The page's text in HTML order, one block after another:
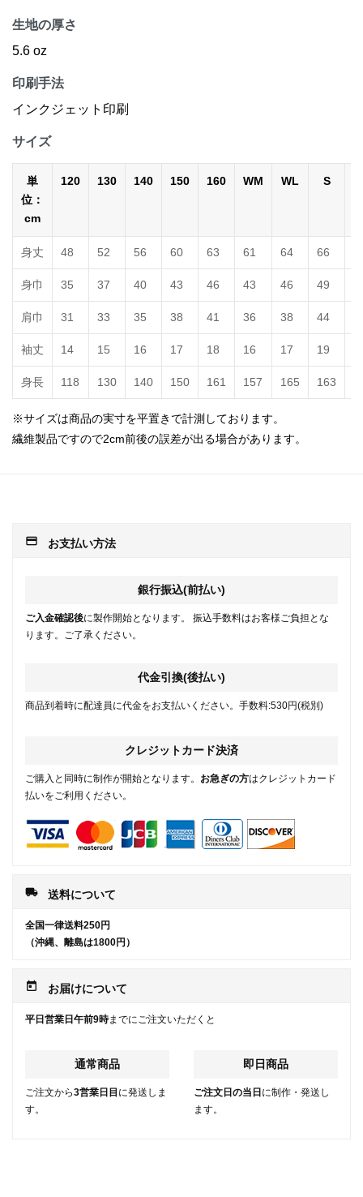
生地の厚さ
5.6 oz
印刷手法
インクジェット印刷
サイズ
単
位：
cm
120 130 140 150 160 WM WL S
身丈 48 52 56 60 63 61 64 66
身巾 35 37 40 43 46 43 46 49
肩巾 31 33 35 38 41 36 38 44
袖丈 14 15 16 17 18 16 17 19
身長 118 130 140 150 161 157 165 163
※サイズは商品の実寸を平置きで計測しております。
繊維製品ですので2cm前後の誤差が出る場合があります。
payment お支払い方法
銀行振込(前払い)
ご入金確認後に製作開始となります。 振込手数料はお客様ご負担とな
ります。ご了承ください。
代金引換(後払い)
商品到着時に配達員に代金をお支払いください。手数料:530円(税別)
クレジットカード決済
ご購入と同時に制作が開始となります。 お急ぎの方はクレジットカード
払いをご利用ください。
local_shipping 送料について
全国一律送料250円
（沖縄、離島は1800円）
today お届けについて
平日営業日午前9時までにご注文いただくと
通常商品
ご注文から3営業日目 に発送しま
す。
即日商品
ご注文日の当日 に制作・発送し
ます。